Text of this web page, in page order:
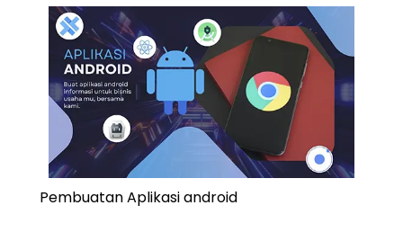
Pembuatan Aplikasi android